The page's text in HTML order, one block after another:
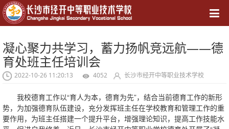
导航
凝心聚力共学习，蓄力扬帆竞远航——德
育处班主任培训会
2022-10-26 11:20:13 4052 长沙市经开中等职业技术学校
我校德育工作以“育人为本，德育为先”，结合当前德育工作的新形
势，为加强德育队伍建设，充分发挥班主任在学校教育和管理工作的重
要作用，为班主任搭建一个提升平台，增强理论知识，提高工作技能水